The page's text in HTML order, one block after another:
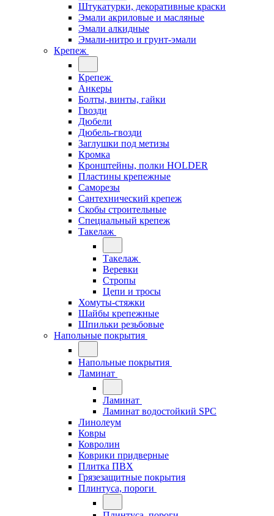
Штукатурки, декоративные краски
Эмали акриловые и масляные
Эмали алкидные
Эмали-нитро и грунт-эмали
Крепеж
Крепеж
Анкеры
Болты, винты, гайки
Гвозди
Дюбели
Дюбель-гвозди
Заглушки под метизы
Кромка
Кронштейны, полки НОLDER
Пластины крепежные
Саморезы
Сантехнический крепеж
Скобы строительные
Специальный крепеж
Такелаж
Такелаж
Веревки
Стропы
Цепи и тросы
Хомуты-стяжки
Шайбы крепежные
Шпильки резьбовые
Напольные покрытия
Напольные покрытия
Ламинат
Ламинат
Ламинат водостойкий SPC
Линолеум
Ковры
Ковролин
Коврики придверные
Плитка ПВХ
Грязезащитные покрытия
Плинтуса, пороги